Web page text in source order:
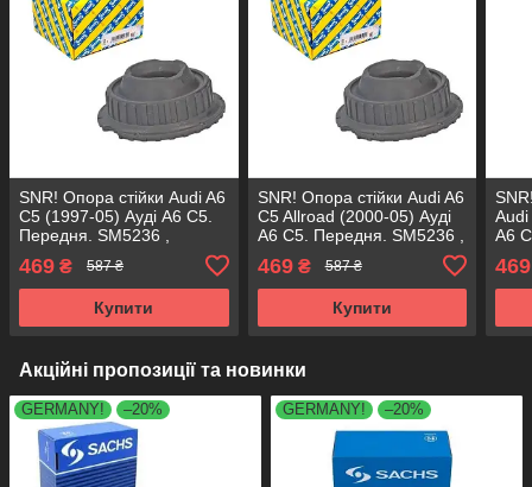
SNR! Опора стійки Audi A6
C5 (1997-05) Ауді А6 C5.
Передня. SM5236 ,
VKDA35116
469 ₴ 587 ₴
Купити
SNR! Опора стійки Audi A6
C5 Allroad (2000-05) Ауді
А6 C5. Передня. SM5236 ,
VKDA35116
469₴ 587 ₴
Купити
Audi
А6
469
Акційні пропозиції та новинки
GERMANY! –20% GERMANY! –20%